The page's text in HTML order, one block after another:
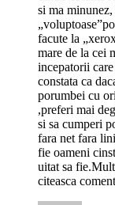
si ma
facute la
mare de la cei
incepatorii
constata ca
porumbei cu
,preferi mai
si sa cumperi
fara net fara
fie oameni
uitat sa
citeasca